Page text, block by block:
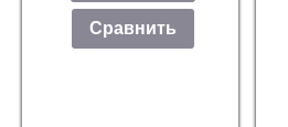
Сравнить